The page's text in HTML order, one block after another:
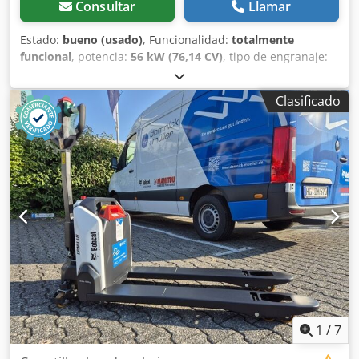
Consultar Llamar
Estado: bueno (usado), Funcionalidad: totalmente
funcional, potencia: 56 kW (76,14 CV), tipo de engranaje:
, tipo de combustible:
elevación:2.200 kg/m, Año de fabricación:2008, horas de
funcionamiento:4.871 h, Equipamiento:cabina, horquillas
para palés, Cargadora telescópica BOBCAT T2250 Cedpfx
Afszr En Iopsrf Año de fabricación: 2008 Según contador:
4.871 horas Capacidad de elevación: 2,2 toneladas Altura
de elevación: 5 metros Potencia: 56 kW Transmisión
hidrostática de 2 velocidades Altura total: solo 198 cm
Ancho total: solo 190 cm - Incluye horquilla - Acoplamiento
rápido mecánico - Circuito auxiliar hasta el soporte de la
horquilla - Tracción a las cuatro ruedas - 3 modos de
dirección - Control mediante joystick - Cámara de visión
trasera - Cabina con calefacción - Sistema de iluminación
con intermitentes - Lista para su uso inmediato - Buenos
neumáticos - Incluye homologación para carretera (Países
Bajos) Precio de venta: 21.900,00 € (neto) ¡También es
posible una entrega económica! Con un recargo, también
Clasificado
1 /7